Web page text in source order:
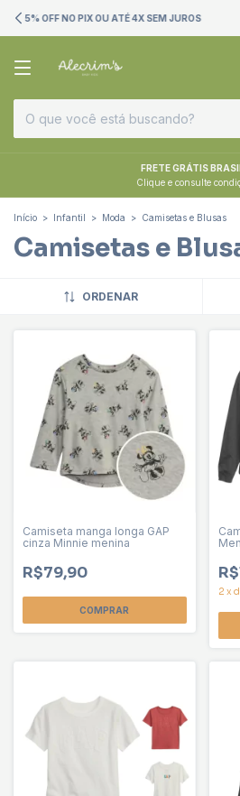
PRODUTOS
FRETE GRÁTIS
Clique e consulte
Início > Infantil > Moda > Camisetas e Blusas
Camisetas e
ORDENAR
Camiseta manga longa GAP
cinza Minnie menina
R$79,90
COMPRAR
2 x